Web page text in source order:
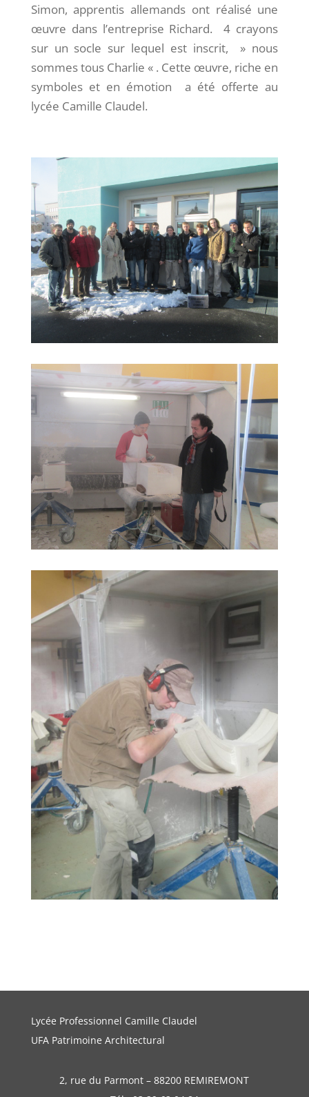
Simon, apprentis allemands ont réalisé une
œuvre dans l’entreprise Richard. 4 crayons
sur un socle sur lequel est inscrit, » nous
sommes tous Charlie « . Cette œuvre, riche en
symboles et en émotion a été offerte au
lycée Camille Claudel.
Lycée Professionnel Camille Claudel
UFA Patrimoine Architectural
2, rue du Parmont – 88200 REMIREMONT